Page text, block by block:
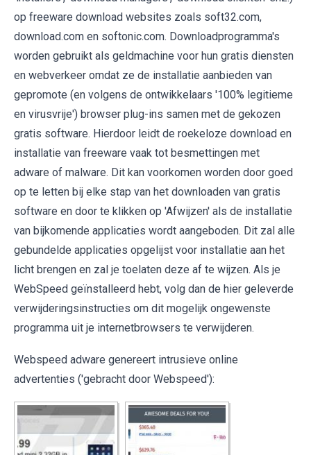
op freeware download websites zoals soft32.com,
download.com en softonic.com. Downloadprogramma's
worden gebruikt als geldmachine voor hun gratis diensten
en webverkeer omdat ze de installatie aanbieden van
gepromote (en volgens de ontwikkelaars '100% legitieme
en virusvrije') browser plug-ins samen met de gekozen
gratis software. Hierdoor leidt de roekeloze download en
installatie van freeware vaak tot besmettingen met
adware of malware. Dit kan voorkomen worden door goed
op te letten bij elke stap van het downloaden van gratis
software en door te klikken op 'Afwijzen' als de installatie
van bijkomende applicaties wordt aangeboden. Dit zal alle
gebundelde applicaties opgelijst voor installatie aan het
licht brengen en zal je toelaten deze af te wijzen. Als je
WebSpeed geïnstalleerd hebt, volg dan de hier geleverde
verwijderingsinstructies om dit mogelijk ongewenste
programma uit je internetbrowsers te verwijderen.
Webspeed adware genereert intrusieve online
advertenties ('gebracht door Webspeed'):